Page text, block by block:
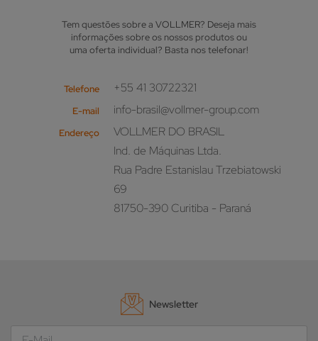
Tem questões sobre a VOLLMER? Deseja mais
informações sobre os nossos produtos ou
uma oferta individual? Basta nos telefonar!
Telefone +55 41 30722321
E-mail info-brasil@vollmer-group.com
Endereço
VOLLMER DO BRASIL
Ind. de Máquinas Ltda.
Rua Padre Estanislau Trzebiatowski
69
81750-390 Curitiba - Paraná
Newsletter